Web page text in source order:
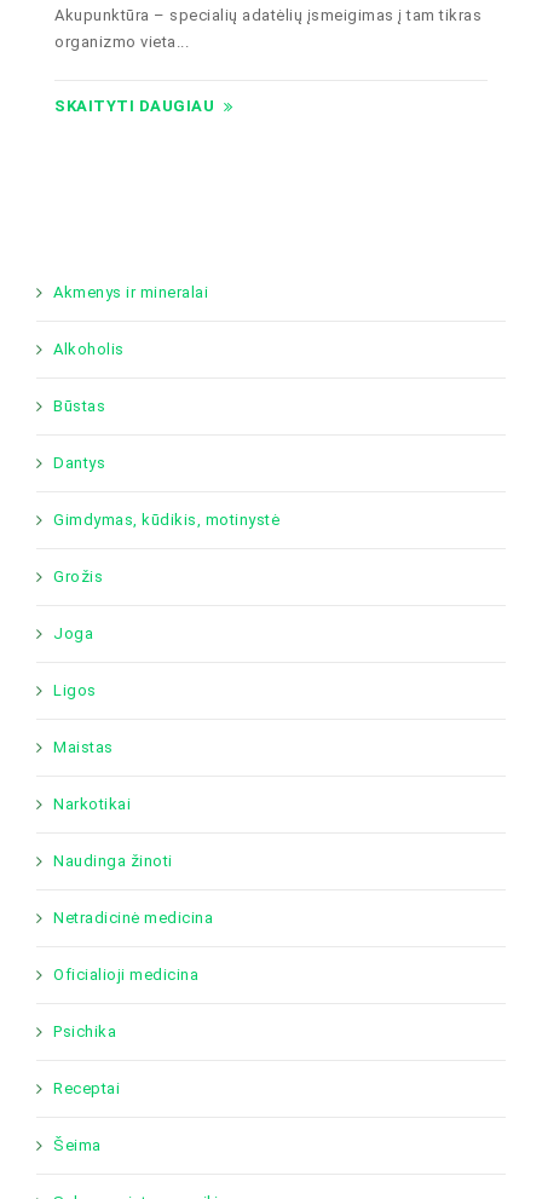
Akupunktūra – specialių adatėlių įsmeigimas į tam tikras
organizmo vieta...
SKAITYTI DAUGIAU
Akmenys ir mineralai
Alkoholis
Būstas
Dantys
Gimdymas, kūdikis, motinystė
Grožis
Joga
Ligos
Maistas
Narkotikai
Naudinga žinoti
Netradicinė medicina
Oficialioji medicina
Psichika
Receptai
Šeima